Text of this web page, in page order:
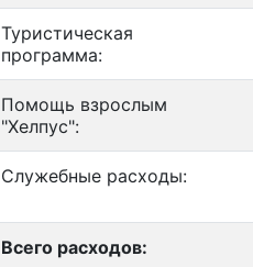
Туристическая
программа:
Помощь взрослым
"Хелпус":
Служебные расходы:
Всего расходов: